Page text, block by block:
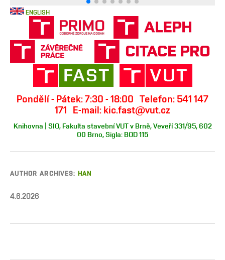
ENGLISH
Pondělí - Pátek: 7:30 - 18:00 Telefon: 541 147
171 E-mail: kic.fast@vut.cz
Knihovna | SIO, Fakulta stavební VUT v Brně, Veveří 331/95, 602
00 Brno, Sigla: BOD 115
AUTHOR ARCHIVES: HAN
4.6.2026